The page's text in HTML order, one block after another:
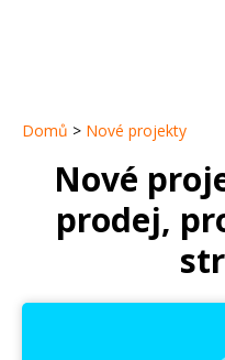
Domů > Nové projekty
Nové
prodej,